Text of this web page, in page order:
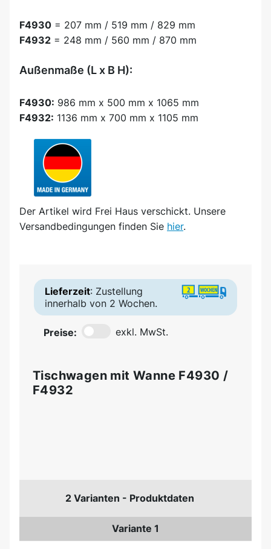
F4930 = 207 mm / 519 mm / 829 mm
F4932 = 248 mm / 560 mm / 870 mm
Außenmaße (L x B H):
F4930: 986 mm x 500 mm x 1065 mm
F4932: 1136 mm x 700 mm x 1105 mm
Der Artikel wird Frei Haus verschickt. Unsere
Versandbedingungen finden Sie hier.
Lieferzeit: Zustellung
innerhalb von 2 Wochen.
Preise: exkl. MwSt.
Tischwagen mit Wanne F4930 /
F4932
2 Varianten - Produktdaten
Variante 1